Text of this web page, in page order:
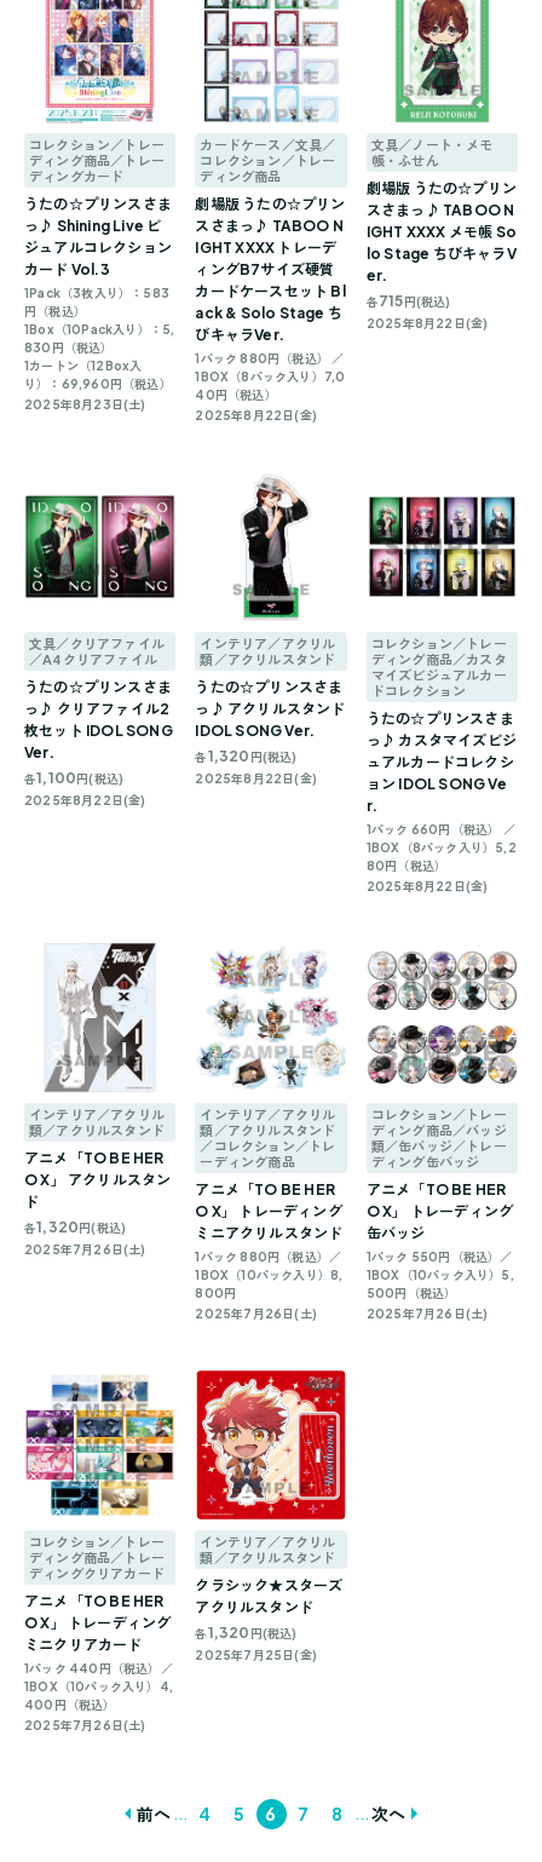
コレクション／トレー
ディング商品／トレー
ディングカード
うたの☆プリンスさま
っ♪ Shining Live ビ
ジュアルコレクション
カード Vol.3
1Pack（3枚入り）：583
円（税込）
1Box（10Pack入り）：5,
830円（税込）
1カートン（12Box入
り）：69,960円（税込）
2025年8月23日(土)
カードケース／文具／
コレクション／トレー
ディング商品
劇場版 うたの☆プリン
スさまっ♪ TABOO N
IGHT XXXX トレーデ
ィングB7サイズ硬質
カードケースセット Bl
ack & Solo Stage ち
びキャラVer.
1パック 880円（税込） ／
1BOX（8パック入り）7,0
40円（税込）
2025年8月22日(金)
文具／ノート・メモ
帳・ふせん
劇場版 うたの☆プリン
スさまっ♪ TABOO N
IGHT XXXX メモ帳 So
lo Stage ちびキャラV
er.
各715円(税込)
2025年8月22日(金)
文具／クリアファイル
／A4クリアファイル
うたの☆プリンスさま
っ♪ クリアファイル2
枚セット IDOL SONG
Ver.
各1,100円(税込)
2025年8月22日(金)
インテリア／アクリル
類／アクリルスタンド
うたの☆プリンスさま
っ♪ アクリルスタンド
IDOL SONG Ver.
各1,320 円(税込)
2025年8月22日(金)
コレクション／トレー
ディング商品／カスタ
マイズビジュアルカー
ドコレクション
うたの☆プリンスさま
っ♪ カスタマイズビジ
ュアルカードコレクシ
ョン IDOL SONG Ve
r.
1パック 660円（税込） ／
1BOX（8パック入り）5,2
80円（税込）
2025年8月22日(金)
インテリア／アクリル
類／アクリルスタンド
アニメ「TO BE HER
O X」 アクリルスタン
ド
各1,320円(税込)
2025年7月26日(土)
インテリア／アクリル
類／アクリルスタンド
／コレクション／トレ
ーディング商品
アニメ「TO BE HER
O X」 トレーディング
ミニアクリルスタンド
1パック 880円（税込）／
1BOX（10パック入り）8,
800円
2025年7月26日(土)
コレクション／トレー
ディング商品／バッジ
類／缶バッジ／トレー
ディング缶バッジ
アニメ「TO BE HER
O X」 トレーディング
缶バッジ
1パック 550円（税込）／
1BOX（10パック入り）5,
500円（税込）
2025年7月26日(土)
コレクション／トレー
ディング商品／トレー
ディングクリアカード
アニメ「TO BE HER
O X」 トレーディング
ミニクリアカード
1パック 440円（税込）／
1BOX（10パック入り）4,
400円（税込）
2025年7月26日(土)
インテリア／アクリル
類／アクリルスタンド
クラシック★スターズ
アクリルスタンド
各1,320 円(税込)
2025年7月25日(金)
前へ 4 5 6 7 8 次へ